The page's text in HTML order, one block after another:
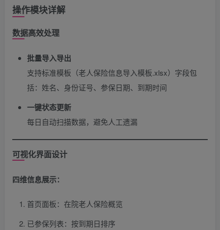
操作模块详解
数据高效处理
批量导入导出
支持标准模板（老人保险信息导入模板.xlsx）字段包
括：姓名、身份证号、参保日期、到期时间
一键状态更新
每日自动扫描数据，避免人工遗漏
可视化界面设计
四维信息展示：​
首页面板：在院老人保险概览
已参保列表：按到期日排序